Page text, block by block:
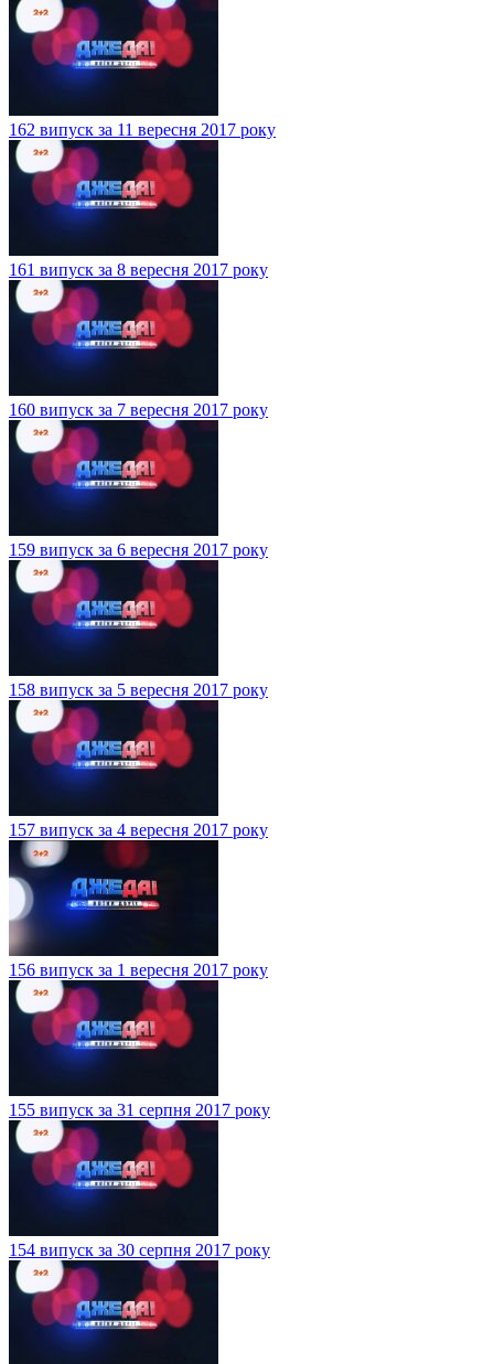
162 випуск за 11 вересня 2017 року
161 випуск за 8 вересня 2017 року
160 випуск за 7 вересня 2017 року
159 випуск за 6 вересня 2017 року
158 випуск за 5 вересня 2017 року
157 випуск за 4 вересня 2017 року
156 випуск за 1 вересня 2017 року
155 випуск за 31 серпня 2017 року
154 випуск за 30 серпня 2017 року